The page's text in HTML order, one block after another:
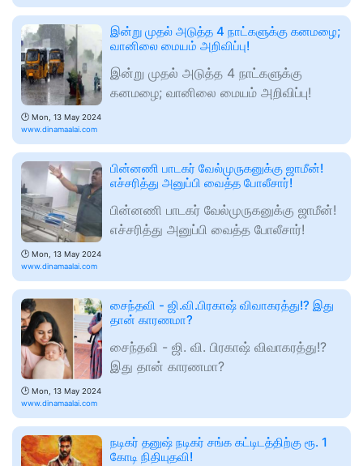
🕑 Mon, 13 May 2024
www.dinamaalai.com
இன்று முதல் அடுத்த 4 நாட்களுக்கு கனமழை;
வானிலை மையம் அறிவிப்பு!
இன்று முதல் அடுத்த 4 நாட்களுக்கு
கனமழை; வானிலை மையம் அறிவிப்பு!
🕑 Mon, 13 May 2024
www.dinamaalai.com
பின்னணி பாடகர் வேல்முருகனுக்கு ஜாமீன்!
எச்சரித்து அனுப்பி வைத்த போலீசார்!
பின்னணி பாடகர் வேல்முருகனுக்கு ஜாமீன்!
எச்சரித்து அனுப்பி வைத்த போலீசார்!
🕑 Mon, 13 May 2024
www.dinamaalai.com
சைந்தவி - ஜி.வி.பிரகாஷ் விவாகரத்து!? இது
தான் காரணமா?
சைந்தவி - ஜி. வி. பிரகாஷ் விவாகரத்து!?
இது தான் காரணமா?
நடிகர் தனுஷ் நடிகர் சங்க கட்டிடத்திற்கு ரூ. 1
கோடி நிதியுதவி!